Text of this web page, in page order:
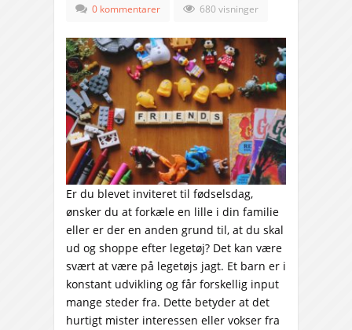
0 kommentarer 680 visninger
Er du blevet inviteret til fødselsdag,
ønsker du at forkæle en lille i din familie
eller er der en anden grund til, at du skal
ud og shoppe efter legetøj? Det kan være
svært at være på legetøjs jagt. Et barn er i
konstant udvikling og får forskellig input
mange steder fra. Dette betyder at det
hurtigt mister interessen eller vokser fra